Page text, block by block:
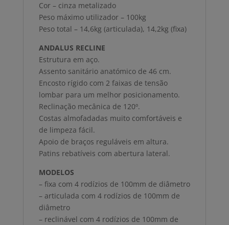
Cor – cinza metalizado
Peso máximo utilizador – 100kg
Peso total – 14,6kg (articulada), 14,2kg (fixa)
ANDALUS RECLINE
Estrutura em aço.
Assento sanitário anatómico de 46 cm.
Encosto rígido com 2 faixas de tensão
lombar para um melhor posicionamento.
Reclinação mecânica de 120º.
Costas almofadadas muito comfortáveis e
de limpeza fácil.
Apoio de braços reguláveis em altura.
Patins rebatíveis com abertura lateral.
MODELOS
– fixa com 4 rodízios de 100mm de diâmetro
– articulada com 4 rodízios de 100mm de
diâmetro
– reclinável com 4 rodízios de 100mm de